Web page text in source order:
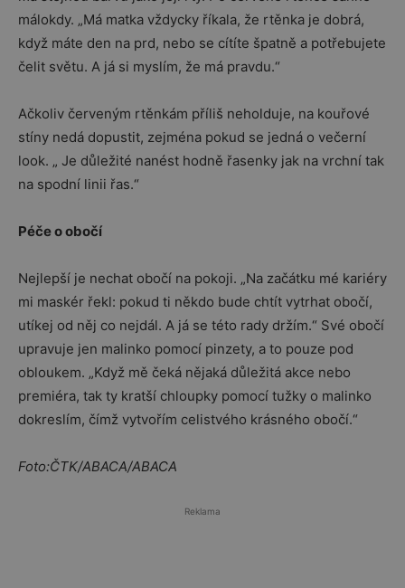
málokdy. „Má matka vždycky říkala, že rtěnka je dobrá,
když máte den na prd, nebo se cítíte špatně a potřebujete
čelit světu. A já si myslím, že má pravdu.“
Ačkoliv červeným rtěnkám příliš neholduje, na kouřové
stíny nedá dopustit, zejména pokud se jedná o večerní
look. „ Je důležité nanést hodně řasenky jak na vrchní tak
na spodní linii řas.“
Péče o obočí
Nejlepší je nechat obočí na pokoji. „Na začátku mé kariéry
mi maskér řekl: pokud ti někdo bude chtít vytrhat obočí,
utíkej od něj co nejdál. A já se této rady držím.“ Své obočí
upravuje jen malinko pomocí pinzety, a to pouze pod
obloukem. „Když mě čeká nějaká důležitá akce nebo
premiéra, tak ty kratší chloupky pomocí tužky o malinko
dokreslím, čímž vytvořím celistvého krásného obočí.“
Foto:ČTK/ABACA/ABACA
Reklama